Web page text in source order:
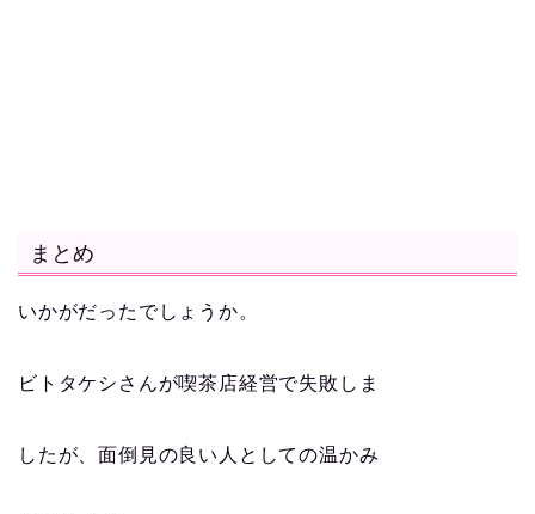
まとめ
いかがだったでしょうか。
ビトタケシさんが喫茶店経営で失敗しま
したが、面倒見の良い人としての温かみ